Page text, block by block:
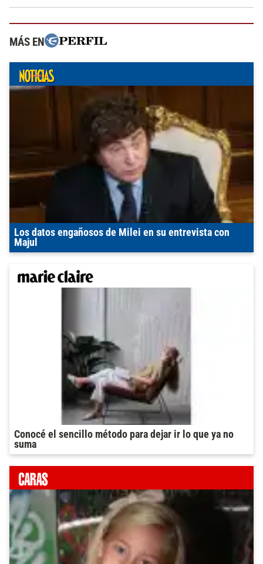
MÁS EN
Los datos engañosos de Milei en su entrevista con
Majul
Conocé el sencillo método para dejar ir lo que ya no
suma